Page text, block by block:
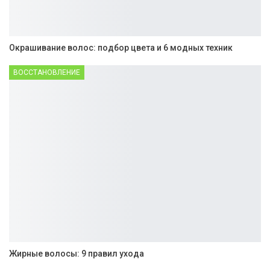
Окрашивание волос: подбор цвета и 6 модных техник
ВОССТАНОВЛЕНИЕ
Жирные волосы: 9 правил ухода